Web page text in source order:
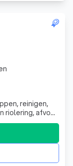
reinigen,
riolering, afvoer